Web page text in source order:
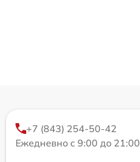
+7 (843) 254-50-42
Ежедневно с 9:00 до 21:00